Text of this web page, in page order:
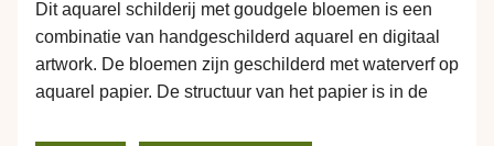
Dit aquarel schilderij met goudgele bloemen is een
combinatie van handgeschilderd aquarel en digitaal
artwork. De bloemen zijn geschilderd met waterverf op
aquarel papier. De structuur van het papier is in de